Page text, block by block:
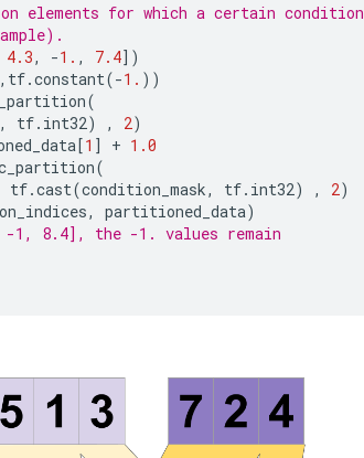
elements for which a certain condition
4.3, -1. , 7.4])
, tf.constant(-1. ))
(
, tf. int32) , 2)
[1 ] + 1.0
(
tf.cast(condition_mask, tf. int32) , 2)
, partitioned_data)
8.4], the -1. values remain